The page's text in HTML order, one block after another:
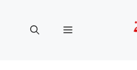
القائمة